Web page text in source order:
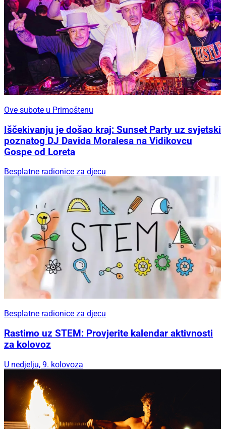
Ove subote u Primoštenu
Iščekivanju je došao kraj: Sunset Party uz svjetski
poznatog DJ Davida Moralesa na Vidikovcu
Gospe od Loreta
Besplatne radionice za djecu
Besplatne radionice za djecu
Rastimo uz STEM: Provjerite kalendar aktivnosti
za kolovoz
U nedjelju, 9. kolovoza